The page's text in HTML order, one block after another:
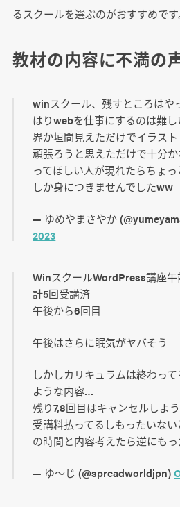
るスクールを選ぶのがおすすめです
教材の内容に不満の
winスクール、残すところはや
はりwebを仕事にするのは難
界か垣間見えただけでイラス
頑張ろうと思えただけで十分
ってほしい人が現れたらちょ
しか身につきませんでしたww
— ゆめやまさやか
2023
WinスクールWordPress講座午
計5回受講済
午後から6回目
午後はさらに眠気がヤバそう
しかしカリキュラムは終わっ
ような内容…
残り7,8回目はキャンセルしよ
受講料払ってるしもったいな
の時間と内容考えたら逆にも
— ゆ～じ (@spreadworldjpn)